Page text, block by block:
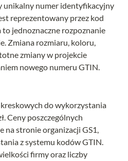
unikalny numer identyfikacyjny
reprezentowany przez kod
jednoznaczne rozpoznanie
Zmiana rozmiaru, koloru,
zmiany w projekcie
nowego numeru GTIN.
do wykorzystania
Ceny poszczególnych
na stronie organizacji GS1,
z systemu kodów GTIN.
firmy oraz liczby